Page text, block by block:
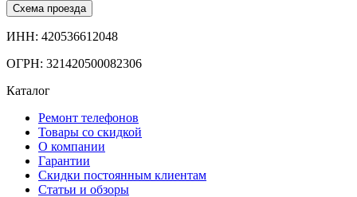
Схема проезда
ИНН: 420536612048
ОГРН: 321420500082306
Каталог
Ремонт телефонов
Товары со скидкой
О компании
Гарантии
Скидки постоянным клиентам
Статьи и обзоры